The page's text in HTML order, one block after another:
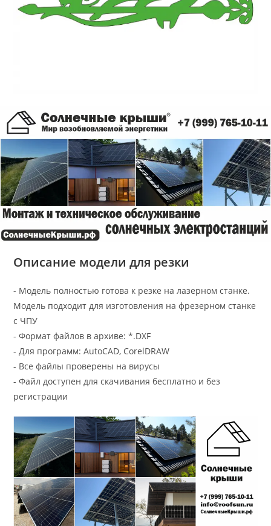
Описание модели для резки
- Модель полностью готова к резке на лазерном станке.
Модель подходит для изготовления на фрезерном станке
с ЧПУ
- Формат файлов в архиве: *.DXF
- Для программ: AutoCAD, CorelDRAW
- Все файлы проверены на вирусы
- Файл доступен для скачивания бесплатно и без
регистрации